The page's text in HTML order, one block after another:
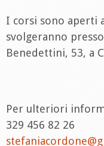
I corsi sono aperti
svolgeranno
Benedettini, 53, a
Per ulteriori
329 456 82 26